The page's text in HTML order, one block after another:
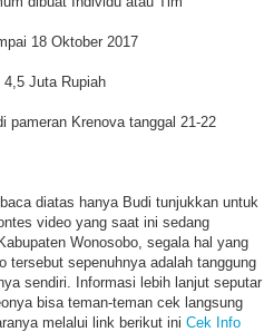
18 Oktober 2017
Juta Rupiah
pameran Krenova tanggal 21-22
diatas hanya Budi tunjukkan untuk
video yang saat ini sedang
Wonosobo, segala hal yang
tersebut sepenuhnya adalah tanggung
sendiri. Informasi lebih lanjut seputar
bisa teman-teman cek langsung
melalui link berikut ini Cek Info